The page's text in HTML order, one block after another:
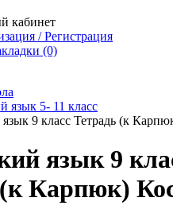
кабинет
/ Регистрация
(0)
язык 5- 11 класс
9 класс Тетрадь (к
язык 9
Карпюк)